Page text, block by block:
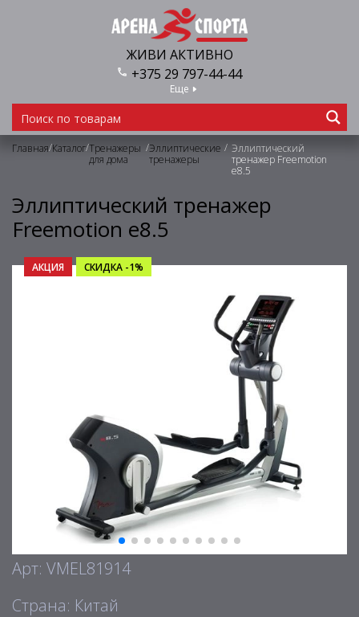
ЖИВИ АКТИВНО
+375 29 797-44-44
Еще
Главная/Каталог/Тренажеры
для дома
/Эллиптические
тренажеры
/ Эллиптический
тренажер Freemotion
e8.5
Эллиптический тренажер
Freemotion e8.5
АКЦИЯ СКИДКА -1%
Арт: VMEL81914
Страна: Китай